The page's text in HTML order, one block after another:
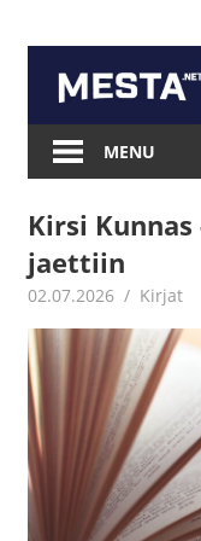
content
Mesta.net
MENU
Kirsi
jaettiin
02.07.2026 Jouni
Kirjat